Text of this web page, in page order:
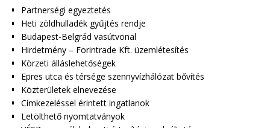
Partnerségi egyeztetés
Heti zöldhulladék gyűjtés rendje
Budapest-Belgrád vasútvonal
Hirdetmény – Forintrade Kft. üzemlétesítés
Körzeti álláslehetőségek
Epres utca és térsége szennyvízhálózat bővítés
Közterületek elnevezése
Címkezeléssel érintett ingatlanok
Letölthető nyomtatványok